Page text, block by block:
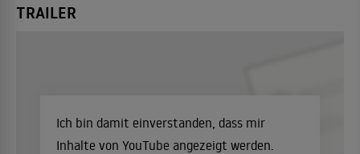
TRAILER
Ich bin damit einverstanden, dass mir
Inhalte von YouTube angezeigt werden.